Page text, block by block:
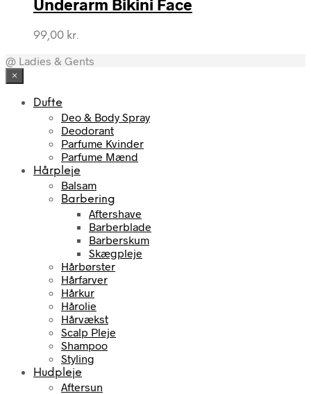
Underarm Bikini Face
99,00 kr.
@ Ladies & Gents
×
Dufte
Deo & Body Spray
Deodorant
Parfume Kvinder
Parfume Mænd
Hårpleje
Balsam
Barbering
Aftershave
Barberblade
Barberskum
Skægpleje
Hårbørster
Hårfarver
Hårkur
Hårolie
Hårvækst
Scalp Pleje
Shampoo
Styling
Hudpleje
Aftersun